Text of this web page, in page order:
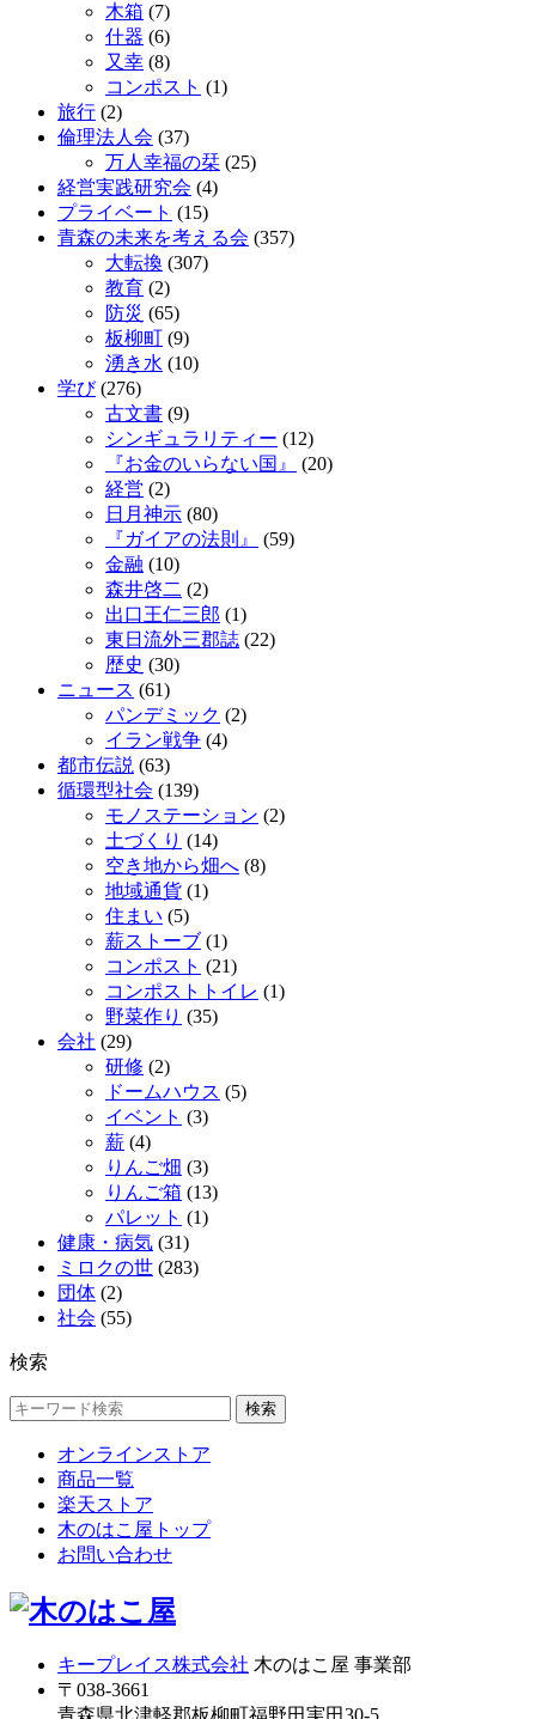
木箱 (7)
什器 (6)
又幸 (8)
コンポスト (1)
旅行 (2)
倫理法人会 (37)
万人幸福の栞 (25)
経営実践研究会 (4)
プライベート (15)
青森の未来を考える会 (357)
大転換 (307)
教育 (2)
防災 (65)
板柳町 (9)
湧き水 (10)
学び(276)
古文書 (9)
シンギュラリティー (12)
『お金のいらない国』
(20)
経営 (2)
日月神示 (80)
『ガイアの法則』
(59)
金融 (10)
森井啓二 (2)
出口王仁三郎 (1)
東日流外三郡誌 (22)
歴史 (30)
ニュース (61)
パンデミック (2)
イラン戦争 (4)
都市伝説 (63)
循環型社会 (139)
モノステーション (2)
土づくり (14)
空き地から畑へ (8)
地域通貨 (1)
住まい (5)
薪ストーブ (1)
コンポスト (21)
コンポストトイレ (1)
野菜作り (35)
会社 (29)
研修 (2)
ドームハウス (5)
イベント (3)
薪 (4)
りんご畑 (3)
りんご箱 (13)
パレット (1)
健康・病気 (31)
ミロクの世 (283)
団体 (2)
社会 (55)
検索
検索
オンラインストア
商品一覧
楽天ストア
木のはこ屋トップ
お問い合わせ
キープレイス株式会社 木のはこ屋 事業部
〒038-3661